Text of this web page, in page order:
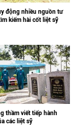
động nhiều nguồn tư
kiếm hài cốt liệt sỹ
thầm viết tiếp hành
các liệt sỹ